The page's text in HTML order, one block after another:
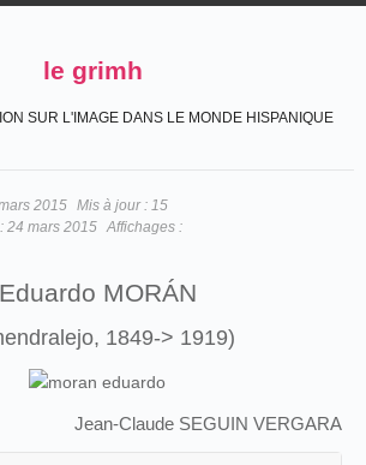
le grimh
SUR L'IMAGE DANS LE MONDE HISPANIQUE
2015 Mis à jour : 15
24 mars 2015 Affichages :
Eduardo MORÁN
1849-> 1919)
Jean-Claude SEGUIN VERGARA